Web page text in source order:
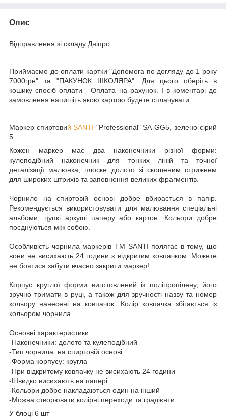
Опис
Відправлення зі складу Дніпро
Приймаємо до оплати картки "Допомога по догляду до 1 року
7000грн" та "ПАКУНОК ШКОЛЯРА". Для цього оберіть в
кошику спосіб оплати - Оплата на рахунок. І в коментарі до
замовлення напишіть якою картою будете сплачувати.
Маркер спиртовий SANTI "Professional" SA-GG5, зелено-сірий
5
Кожен маркер має два наконечники різної форми:
кулеподібний наконечник для тонких ліній та точної
деталізації малюнка, плоске долото зі скошеним стрижнем
для широких штрихів та заповнення великих фрагментів.
Чорнило на спиртовій основі добре вбирається в папір.
Рекомендується використовувати для малювання спеціальні
альбоми, цупкі аркуші паперу або картон. Кольори добре
поєднуються між собою.
Особливість чорнила маркерів ТМ SANTI полягає в тому, що
вони не висихають 24 години з відкритим ковпачком. Можете
не боятися забути вчасно закрити маркер!
Корпус круглої форми виготовлений із поліпропілену, його
зручно тримати в руці, а також для зручності назву та номер
кольору нанесені на ковпачок. Колір ковпачка збігається із
кольором чорнила.
Основні характеристики:
-Наконечники: долото та кулеподібний
-Тип чорнила: на спиртовій основі
-Форма корпусу: кругла
-При відкритому ковпачку не висихають 24 години
-Швидко висихають на папері
-Кольори добре накладаються один на інший
-Можна створювати колірні переходи та градієнти
У блоці 6 шт